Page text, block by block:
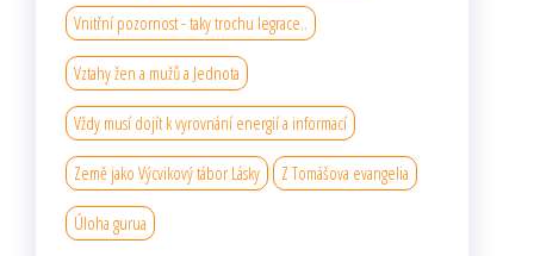
Vnitřní pozornost - taky trochu legrace..
Vztahy žen a mužů a Jednota
Vždy musí dojít k vyrovnání energií a informací
Země jako Výcvikový tábor Lásky Z Tomášova evangelia
Úloha gurua